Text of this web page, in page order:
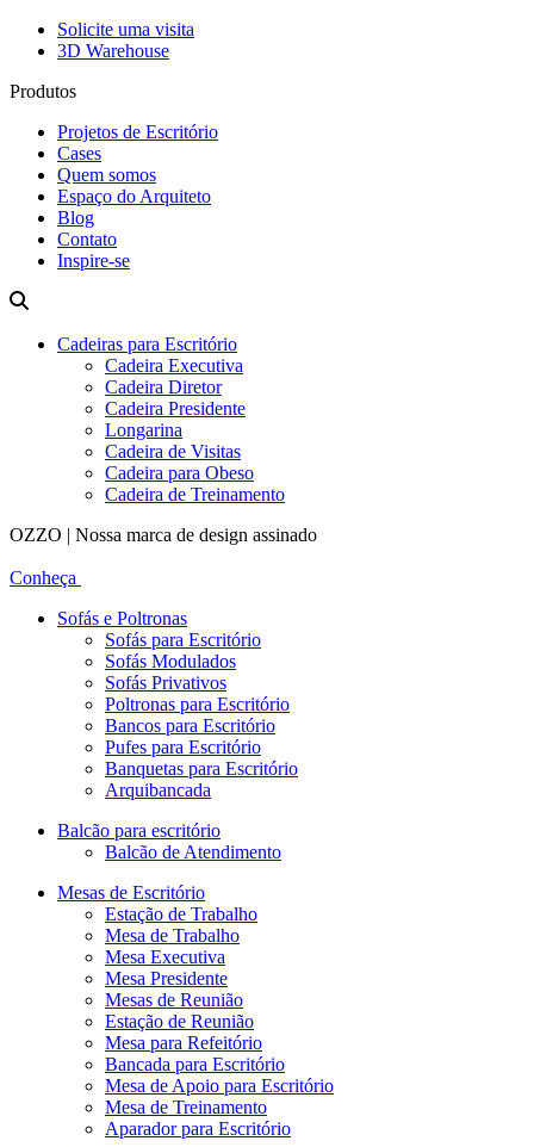
Solicite uma visita
3D Warehouse
Produtos
Projetos de Escritório
Cases
Quem somos
Espaço do Arquiteto
Blog
Contato
Inspire-se
Cadeiras para Escritório
Cadeira Executiva
Cadeira Diretor
Cadeira Presidente
Longarina
Cadeira de Visitas
Cadeira para Obeso
Cadeira de Treinamento
OZZO | Nossa marca de design assinado
Conheça
Sofás e Poltronas
Sofás para Escritório
Sofás Modulados
Sofás Privativos
Poltronas para Escritório
Bancos para Escritório
Pufes para Escritório
Banquetas para Escritório
Arquibancada
Balcão para escritório
Balcão de Atendimento
Mesas de Escritório
Estação de Trabalho
Mesa de Trabalho
Mesa Executiva
Mesa Presidente
Mesas de Reunião
Estação de Reunião
Mesa para Refeitório
Bancada para Escritório
Mesa de Apoio para Escritório
Mesa de Treinamento
Aparador para Escritório